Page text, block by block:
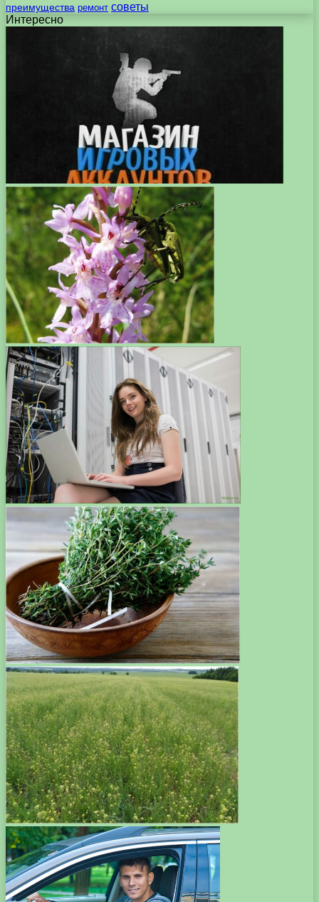
преимущества ремонт советы
Интересно